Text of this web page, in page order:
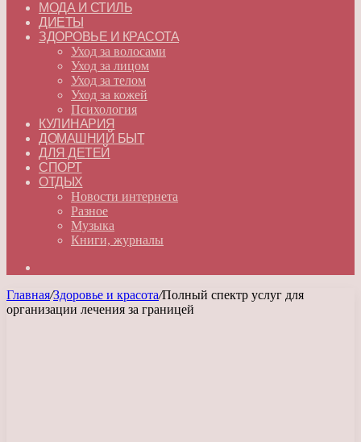
МОДА И СТИЛЬ
ДИЕТЫ
ЗДОРОВЬЕ И КРАСОТА
Уход за волосами
Уход за лицом
Уход за телом
Уход за кожей
Психология
КУЛИНАРИЯ
ДОМАШНИЙ БЫТ
ДЛЯ ДЕТЕЙ
СПОРТ
ОТДЫХ
Новости интернета
Разное
Музыка
Книги, журналы
Главная/Здоровье и красота/Полный спектр услуг для
организации лечения за границей